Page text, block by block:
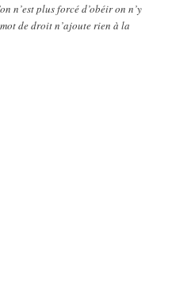
n’est plus forcé d’obéir on n’y
de droit n’ajoute rien à la